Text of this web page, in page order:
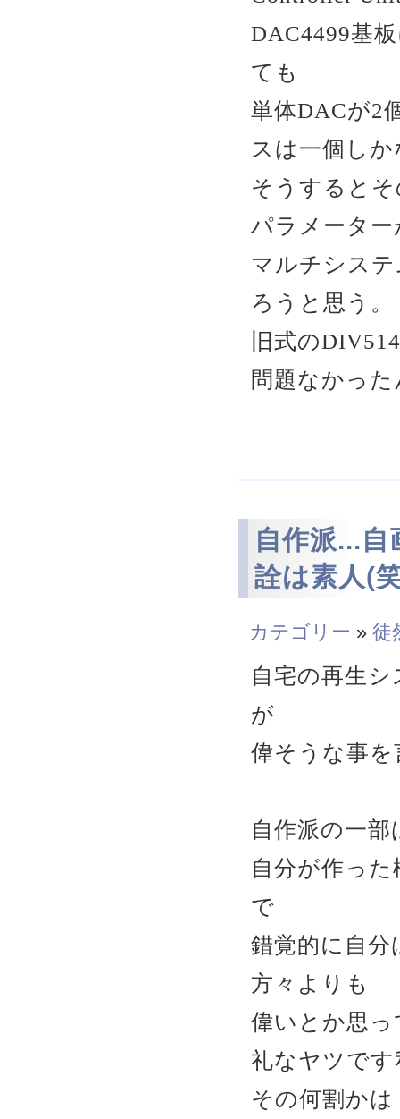
DAC4499基
ても
単体DACが2
スは一個し
そうすると
パラメータ
マルチシス
ろうと思う。
旧式の
問題なかっ
自作派...
詮は素人(
カテゴリー » 徒
自宅の再生
が
偉そうな事
自作派の一部
自分が作っ
で
錯覚的に自
方々よりも
偉いとか思
礼なヤツです
その何割か